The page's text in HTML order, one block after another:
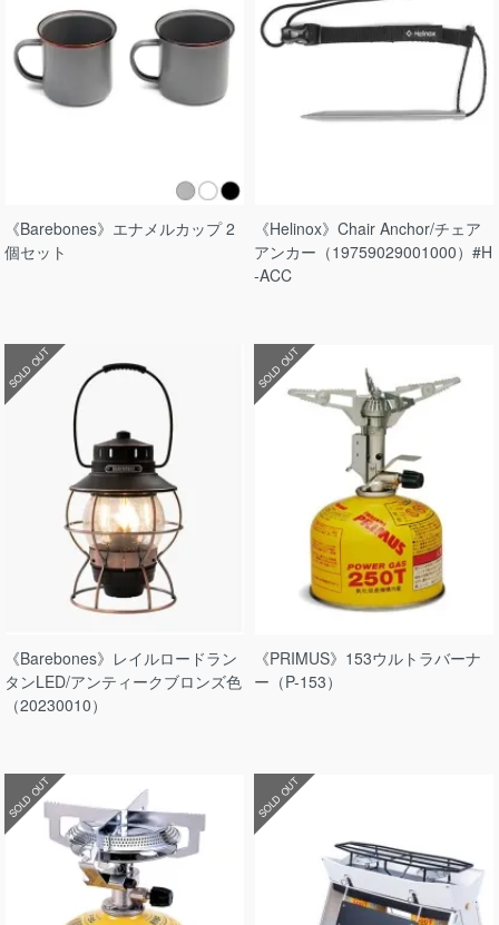
《Barebones》エナメルカップ 2
個セット
《Helinox》Chair Anchor/チェア
アンカー（19759029001000）#H
-ACC
SOLD OUT
《Barebones》レイルロードラン
タンLED/アンティークブロンズ色
（20230010）
SOLD OUT
《PRIMUS》153ウルトラバーナ
ー（P-153）
SOLD OUT SOLD OUT